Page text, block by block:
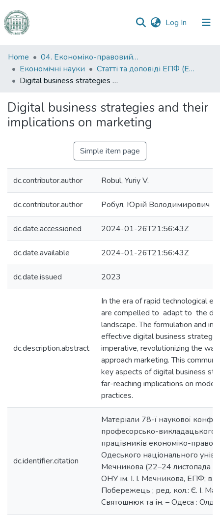
Log In (current)
Communities
&
Collections
Statistics
Home
04. Економіко-правовий факультет
Економічні науки
Статті та доповіді ЕПФ (Економічні науки)
Digital business strategies and their implications on marketing
Digital business strategies and their
implications on marketing
Simple item page
dc.contributor.author Robul, Yuriy V.
dc.contributor.author Робул, Юрій Володимирович
dc.date.accessioned 2024-01-26T21:56:43Z
dc.date.available 2024-01-26T21:56:43Z
dc.date.issued 2023
dc.description.abstract
In the era of rapid technological
are compelled to adapt to the
landscape. The formulation and
effective digital business
imperative, revolutionizing the
approach marketing. This
key aspects of digital business
far-reaching implications on
practices.
dc.identifier.citation
Матеріали 78-ї наукової
професорсько-викладацького
працівників економіко-
Одеського національного
Мечникова (22–24 листопада
ОНУ ім. І. І. Мечникова, ЕПФ;
Побережець ; ред. кол.: Є. І.
Святошнюк та ін. – Одеса :